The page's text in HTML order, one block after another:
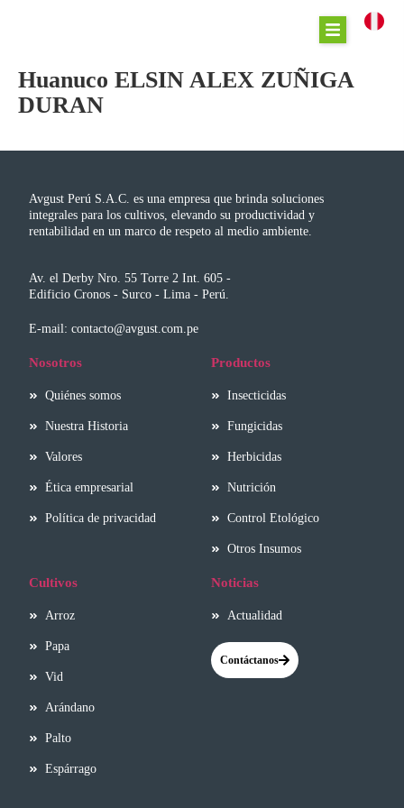
Huanuco ELSIN ALEX ZUÑIGA
DURAN
Avgust Perú S.A.C. es una empresa que brinda soluciones
integrales para los cultivos, elevando su productividad y
rentabilidad en un marco de respeto al medio ambiente.
Av. el Derby Nro. 55 Torre 2 Int. 605 -
Edificio Cronos - Surco - Lima - Perú.
E-mail: contacto@avgust.com.pe
Nosotros
Quiénes somos
Nuestra Historia
Valores
Ética empresarial
Política de privacidad
Productos
Insecticidas
Fungicidas
Herbicidas
Nutrición
Control Etológico
Otros Insumos
Cultivos
Arroz
Papa
Vid
Arándano
Palto
Espárrago
Noticias
Actualidad
Contáctanos